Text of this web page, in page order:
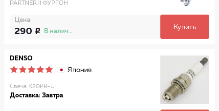
PARTNER II ФУРГОН
Цена
290 В наличии
Купить
DENSO
Япония
Свеча K20PR-U
Доставка: Завтра